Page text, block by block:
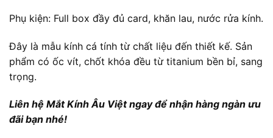
Phụ kiện: Full box đầy đủ card, khăn lau, nước rửa kính.
Đây là mẫu kính cá tính từ chất liệu đến thiết kế. Sản
phẩm có ốc vít, chốt khóa đều từ titanium bền bỉ, sang
trọng.
Liên hệ Mắt Kính Âu Việt ngay để nhận hàng ngàn ưu
đãi bạn nhé!